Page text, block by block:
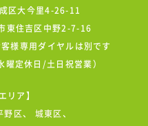
区大今里4-26-11
東住吉区中野2-7-16
様専用ダイヤルは別です
定休日/土日祝営業）
リア】
野区、 城東区 、